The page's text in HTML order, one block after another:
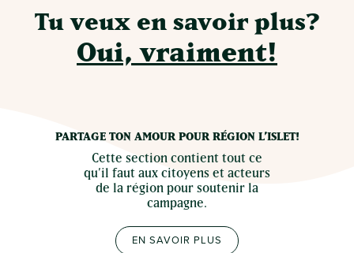
Tu veux en savoir plus?
Oui, vraiment!
PARTAGE TON AMOUR POUR RÉGION L’ISLET!
Cette section contient tout ce
qu’il faut aux citoyens et acteurs
de la région pour soutenir la
campagne.
EN SAVOIR PLUS